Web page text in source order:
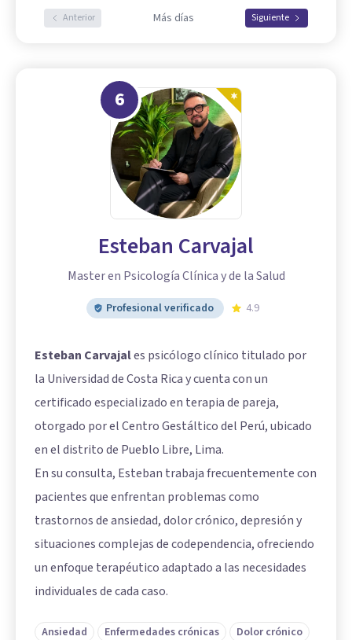
Anterior Más días Siguiente
6
Esteban Carvajal
Master en Psicología Clínica y de la Salud
Profesional verificado 4.9
Esteban Carvajales psicólogo clínico titulado por
la Universidad de Costa Rica y cuenta con un
certificado especializado en terapia de pareja,
otorgado por el Centro Gestáltico del Perú, ubicado
en el distrito de Pueblo Libre, Lima.
En su consulta, Esteban trabaja frecuentemente con
pacientes que enfrentan problemas como
trastornos de ansiedad, dolor crónico, depresión y
situaciones complejas de codependencia, ofreciendo
un enfoque terapéutico adaptado a las necesidades
individuales de cada caso.
Ansiedad Enfermedades crónicas
Dolor crónico